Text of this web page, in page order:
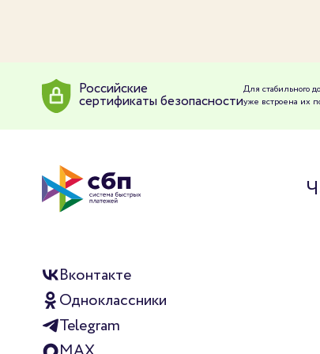
Российские
сертификаты безопасности
Для стабильного
уже встроена их
Вконтакте
Одноклассники
Telegram